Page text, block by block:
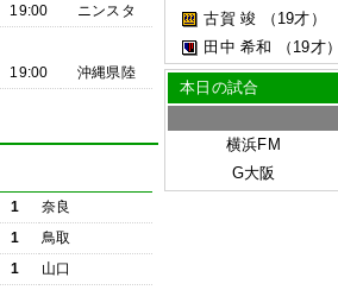
19:00
ニンスタ
19:00 沖縄県陸
1
奈良
1
鳥取
1
山口
古賀 竣
（19才）
田中 希和
（19才）
本日の試合
横浜FM
G大阪